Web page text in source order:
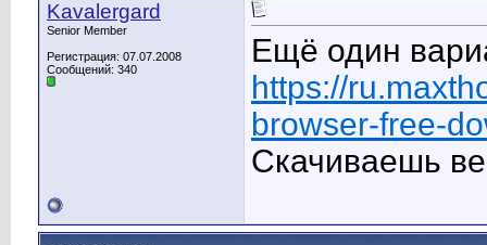
Kavalergard
Senior Member
Регистрация: 07.07.2008
Сообщений: 340
Ещё один
https://
browser-free-
Скачиваешь